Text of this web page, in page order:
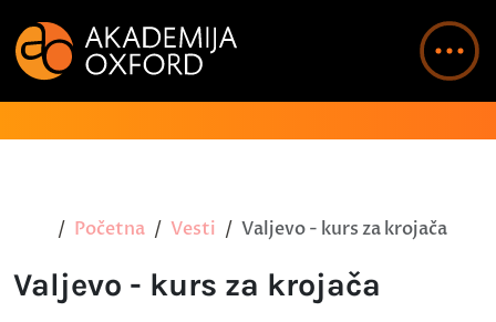
Početna Vesti Valjevo - kurs za krojača
Valjevo - kurs za krojača